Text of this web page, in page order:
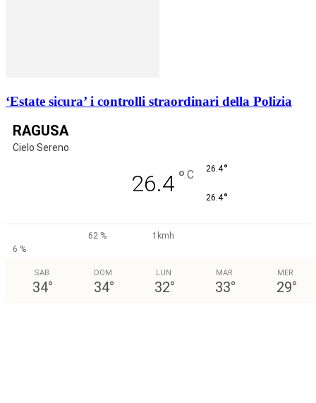
‘Estate sicura’ i controlli straordinari della Polizia
RAGUSA
Cielo Sereno
26.4 ° C 26.4°
26.4°
62 %
1kmh
6 %
SAB
34°
DOM
34°
LUN
32°
MAR
33°
MER
29°